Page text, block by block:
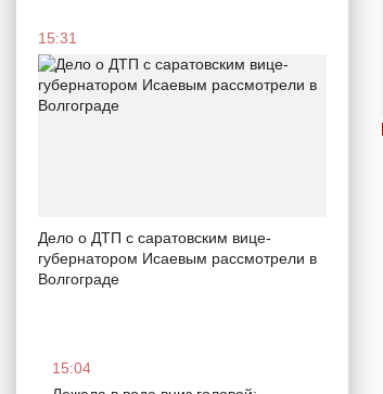
15:31
Дело о ДТП с саратовским вице-
губернатором Исаевым рассмотрели в
Волгограде
15:04